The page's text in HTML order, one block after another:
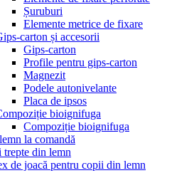
Șuruburi
Elemente metrice de fixare
carton și accesorii
Gips-carton
Profile pentru gips-carton
Magnezit
Podele autonivelante
Placa de ipsos
bioignifuga
Compoziție bioignifuga
la comandă
trepte din lemn
de joacă pentru copii din lemn